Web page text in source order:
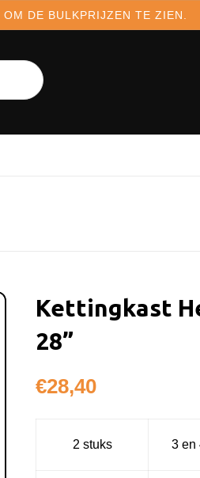
DE BULKPRIJZEN TE ZIEN.
Kettingkast
28”
€28,40
2 stuks 3 en